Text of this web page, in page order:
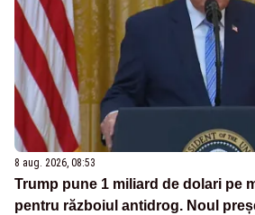
8 aug. 2026, 08:53
Trump pune 1 miliard de dolari pe
pentru războiul antidrog. Noul